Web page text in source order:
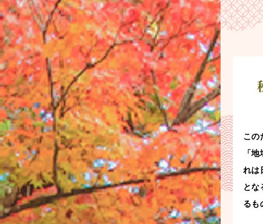
この
「
れは
とな
るも